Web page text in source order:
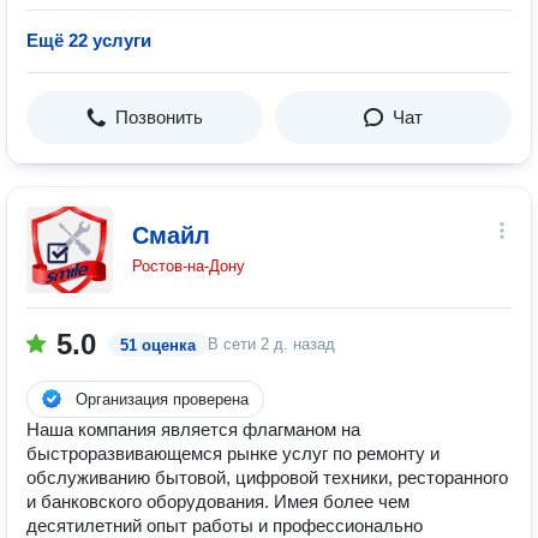
Ещё 22 услуги
Позвонить Чат
Смайл
Ростов-на-Дону
5.0 51 оценка В сети 2 д. назад
Организация проверена
Наша компания является флагманом на
быстроразвивающемся рынке услуг по ремонту и
обслуживанию бытовой, цифровой техники, ресторанного
и банковского оборудования. Имея более чем
десятилетний опыт работы и профессионально